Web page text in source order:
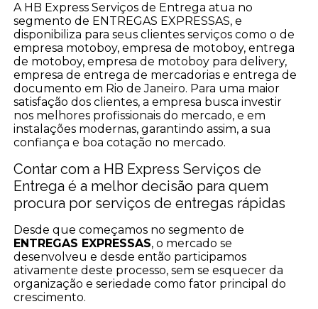
A HB Express Serviços de Entrega atua no
segmento de ENTREGAS EXPRESSAS, e
disponibiliza para seus clientes serviços como o de
empresa motoboy, empresa de motoboy, entrega
de motoboy, empresa de motoboy para delivery,
empresa de entrega de mercadorias e entrega de
documento em Rio de Janeiro. Para uma maior
satisfação dos clientes, a empresa busca investir
nos melhores profissionais do mercado, e em
instalações modernas, garantindo assim, a sua
confiança e boa cotação no mercado.
Contar com a HB Express Serviços de
Entrega é a melhor decisão para quem
procura por serviços de entregas rápidas
Desde que começamos no segmento de
ENTREGAS EXPRESSAS, o mercado se
desenvolveu e desde então participamos
ativamente deste processo, sem se esquecer da
organização e seriedade como fator principal do
crescimento.